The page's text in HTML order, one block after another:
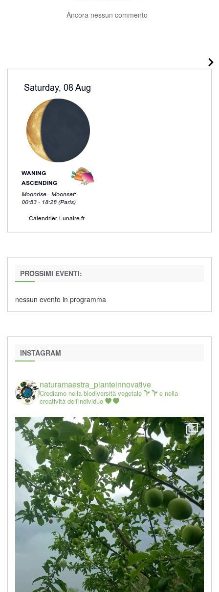
Ancora nessun commento
PROSSIMI EVENTI:
nessun evento in programma
INSTAGRAM
naturamaestra_pianteinnovative
Crediamo nella biodiversità vegetale
e nella
creatività dell'individuo